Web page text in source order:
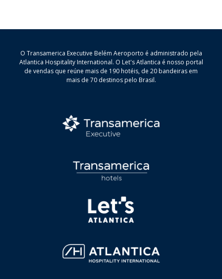
O Transamerica Executive Belém Aeroporto é administrado pela
Atlantica Hospitality International. O Let's Atlantica é nosso portal
de vendas que reúne mais de 190 hotéis, de 20 bandeiras em
mais de 70 destinos pelo Brasil.